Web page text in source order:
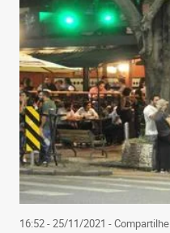
16:52 - 25/11/2021 - Compartilhe